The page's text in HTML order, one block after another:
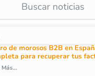
Buscar noticias
de morosos B2B en
para recuperar tus